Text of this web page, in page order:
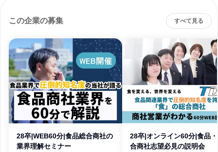
この企業の募集 すべて見る
28卒|WEB60分|食品総合商社の
業界理解セミナー
28卒|オンライン60分|食品
合商社志望必見の説明会